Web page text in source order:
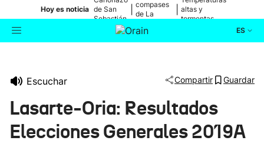
Hoy es noticia de San
Sebastián
compases
de La
altas y
tormentas
ES
Escuchar Compartir Guardar
Lasarte-Oria: Resultados
Elecciones Generales 2019A